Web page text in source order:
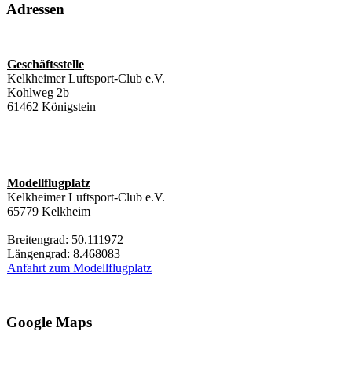
Adressen
Geschäftsstelle
Kelkheimer Luftsport-Club e.V.
Kohlweg 2b
61462 Königstein
Modellflugplatz
Kelkheimer Luftsport-Club e.V.
65779 Kelkheim
Breitengrad: 50.111972
Längengrad: 8.468083
Anfahrt zum Modellflugplatz
Google Maps